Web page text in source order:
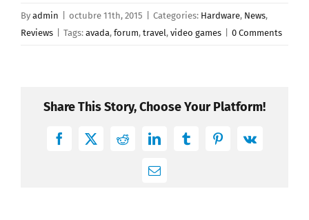
By admin octubre 11th, 2015 Categories: Hardware, News,
Reviews
Tags: avada, forum, travel, video games 0 Comments
Share This Story, Choose Your Platform!
FacebookTwitterRedditLinkedInTumblrPinterest
Vk
Email